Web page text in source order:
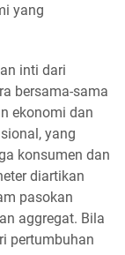
yang
inti dari
bersama-sama
ekonomi dan
yang
konsumen dan
diartikan
pasokan
aggregat. Bila
pertumbuhan